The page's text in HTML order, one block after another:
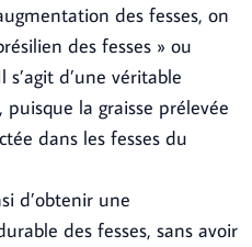
des fesses, on
des fesses » ou
d’une véritable
la graisse prélevée
dans les fesses du
d’obtenir une
des fesses, sans avoir